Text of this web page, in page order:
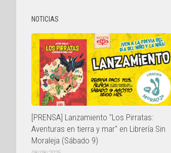
NOTICIAS
[PRENSA] Lanzamiento "Los Pirratas:
Aventuras en tierra y mar" en Librería Sin
Moraleja (Sábado 9)